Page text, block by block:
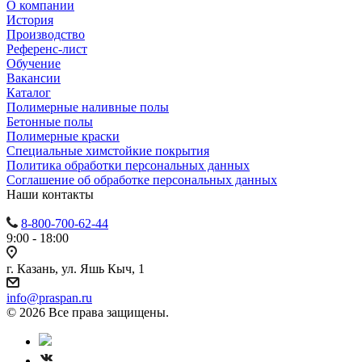
О компании
История
Производство
Референс-лист
Обучение
Вакансии
Каталог
Полимерные наливные полы
Бетонные полы
Полимерные краски
Специальные химстойкие покрытия
Политика обработки персональных данных
Cоглашение об обработке персональных данных
Наши контакты
8-800-700-62-44
9:00 - 18:00
г. Казань, ул. Яшь Кыч, 1
info@praspan.ru
© 2026 Все права защищены.